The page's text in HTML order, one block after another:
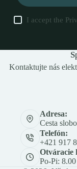
I accept the
Kontaktujte nás
Adresa:
Cesta
Telefón:
+421 917
Otváracie
Po-Pi: